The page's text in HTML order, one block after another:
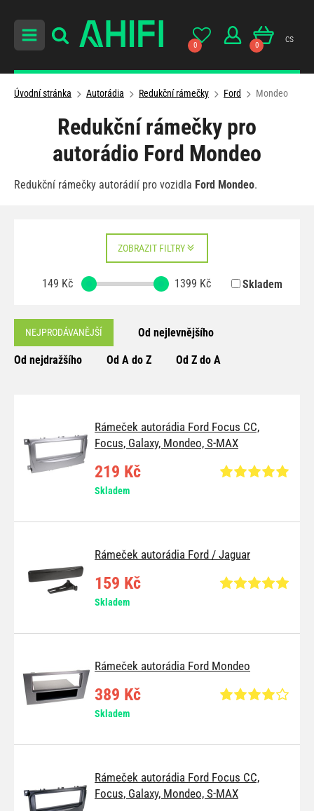
0 0
cs
Úvodní stránka Autorádia Redukční rámečky Ford Mondeo
Redukční rámečky pro
autorádio Ford Mondeo
Redukční rámečky autorádií pro vozidla Ford Mondeo.
ZOBRAZIT FILTRY
149 Kč 1399 Kč Skladem
NEJPRODÁVANĚJŠÍ Od nejlevnějšího
Od nejdražšího Od A do Z Od Z do A
Rámeček autorádia Ford Focus CC,
Focus, Galaxy, Mondeo, S-MAX
219 Kč
Skladem
Rámeček autorádia Ford / Jaguar
159 Kč
Skladem
Rámeček autorádia Ford Mondeo
389 Kč
Skladem
Rámeček autorádia Ford Focus CC,
Focus, Galaxy, Mondeo, S-MAX